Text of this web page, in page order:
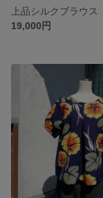
19,000円